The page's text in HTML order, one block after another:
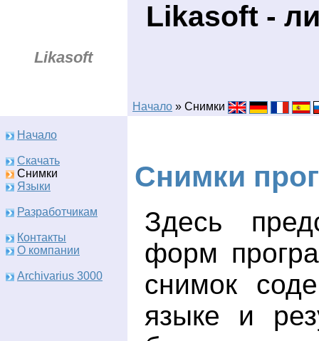
Likasoft
Likasoft -
Начало » Снимки
Начало
Скачать
Снимки
Языки
Разработчикам
Контакты
О компании
Archivarius 3000
Снимки
Здесь
форм
снимок
языке и